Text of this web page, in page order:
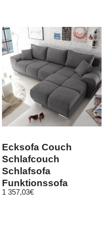
Ecksofa Couch
Schlafcouch
Schlafsofa
Funktionssofa
ausziehbar
1 357,03€